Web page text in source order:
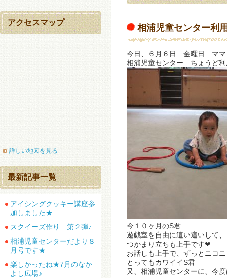
相浦児童センター利
今日、６月６日 金曜日 ママ
相浦児童センター ちょうど利
今１０ヶ月のS君
遊戯室を自由に這い這いして
つかまり立ちも上手です❤
お話しも上手で、ずっとニコ
とってもカワイイS君
又、相浦児童センターに、今
アクセスマップ
詳しい地図を見る
最新記事一覧
アイシングクッキー講座参
加しました★
スクイーズ作り 第２弾♪
相浦児童センターだより８
月号です★
楽しかったね★7月のなか
よし広場♪